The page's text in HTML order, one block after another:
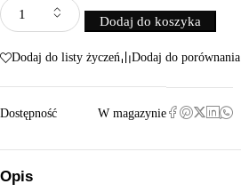
Dodaj do koszyka
Dodaj do listy życzeń Dodaj do porównania
Dostępność W magazynie
Opis